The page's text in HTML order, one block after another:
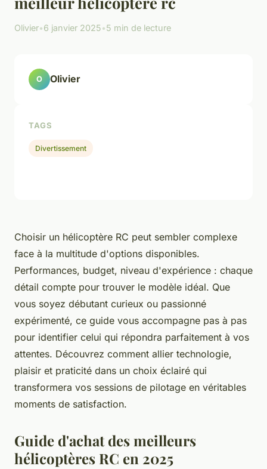
Olivier•6 janvier 2025•5 min de lecture
Choisir un hélicoptère RC peut sembler complexe
face à la multitude d'options disponibles.
Performances, budget, niveau d'expérience : chaque
détail compte pour trouver le modèle idéal. Que
vous soyez débutant curieux ou passionné
expérimenté, ce guide vous accompagne pas à pas
pour identifier celui qui répondra parfaitement à vos
attentes. Découvrez comment allier technologie,
plaisir et praticité dans un choix éclairé qui
transformera vos sessions de pilotage en véritables
moments de satisfaction.
Guide d'achat des meilleurs
hélicoptères RC en 2025
O Olivier
TAGS
Divertissement